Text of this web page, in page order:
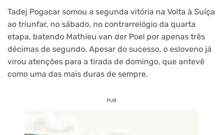
Tadej Pogacar somou a segunda vitória na Volta à Suíça
ao triunfar, no sábado, no contrarrelógio da quarta
etapa, batendo Mathieu van der Poel por apenas três
décimas de segundo. Apesar do sucesso, o esloveno já
virou atenções para a tirada de domingo, que antevê
como uma das mais duras de sempre.
PUB